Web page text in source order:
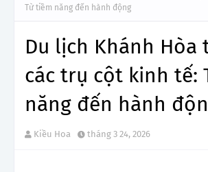
Từ tiềm năng đến hành động
Du lịch Khánh Hòa
các trụ cột kinh tế:
năng đến hành
Kiều Hoa tháng 3 24, 2026